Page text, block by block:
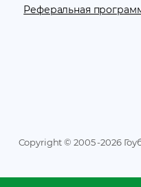
Реферальная
Copyright © 2005 -2026